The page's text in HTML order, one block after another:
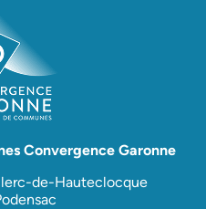
Convergence Garonne
de-Hauteclocque